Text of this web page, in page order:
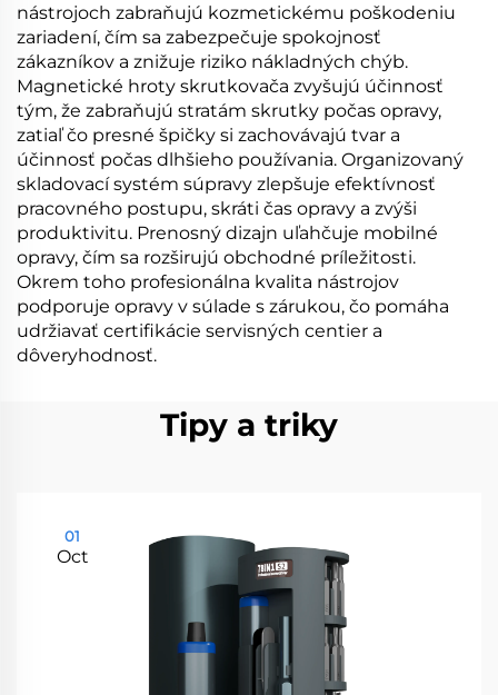
nástrojoch zabraňujú kozmetickému poškodeniu
zariadení, čím sa zabezpečuje spokojnosť
zákazníkov a znižuje riziko nákladných chýb.
Magnetické hroty skrutkovača zvyšujú účinnosť
tým, že zabraňujú stratám skrutky počas opravy,
zatiaľ čo presné špičky si zachovávajú tvar a
účinnosť počas dlhšieho používania. Organizovaný
skladovací systém súpravy zlepšuje efektívnosť
pracovného postupu, skráti čas opravy a zvýši
produktivitu. Prenosný dizajn uľahčuje mobilné
opravy, čím sa rozširujú obchodné príležitosti.
Okrem toho profesionálna kvalita nástrojov
podporuje opravy v súlade s zárukou, čo pomáha
udržiavať certifikácie servisných centier a
dôveryhodnosť.
Tipy a triky
01
Oct